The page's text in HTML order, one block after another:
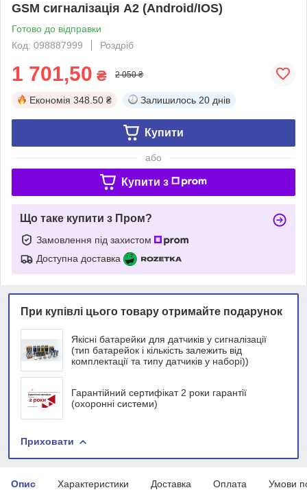
GSM сигналізація A2 (Android/IOS)
Готово до відправки
Код: 098887999
Роздріб
1 701,50 ₴ 2 050 ₴
Економія 348.50 ₴ Залишилось 20 днів
Купити
або
Купити з
Що таке купити з Пром?
Замовлення під захистом
Доступна доставка
При купівлі цього товару отримайте подарунок
Якісні батарейки для датчиків у сигналізації
(тип батарейок і кількість залежить від
комплектації та типу датчиків у наборі))
Гарантійний сертифікат 2 роки гарантії
(охоронні системи)
Приховати
Опис Характеристики Доставка Оплата Умови